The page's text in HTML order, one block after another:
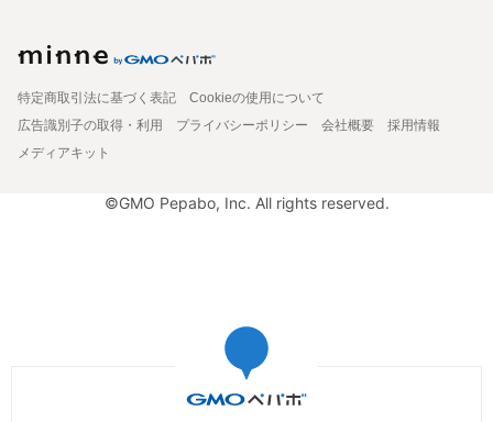
特定商取引法に基づく表記
Cookieの使用について
広告識別子の取得・利用
プライバシーポリシー 会社概要
採用情報
メディアキット
©GMO Pepabo, Inc. All rights reserved.